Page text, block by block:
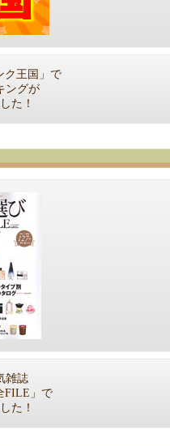
ク王国」で
ングが
た！
雑誌
FILE」で
た！